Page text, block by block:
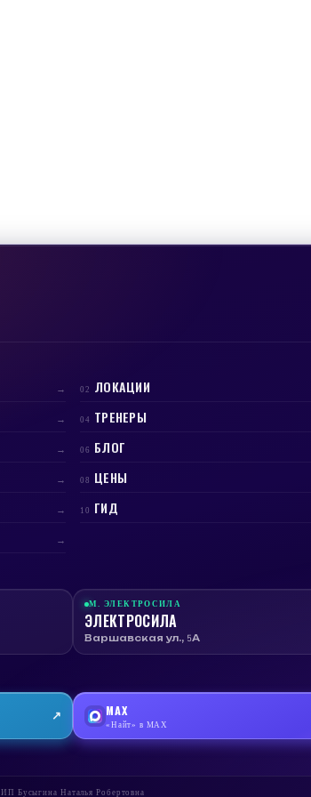
→ 02 ЛОКАЦИИ
→ 04 ТРЕНЕРЫ
→ 06 БЛОГ
→ 08 ЦЕНЫ
→ 10 ГИД
→
М.ЭЛЕКТРОСИЛА
ЭЛЕКТРОСИЛА
Варшавская ул., 5А
↗ MAX
«Найт» в MAX
ИП Бусыгина Наталья Робертовна